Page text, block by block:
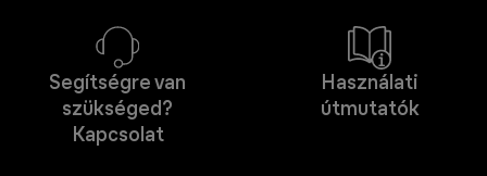
Segítségre van
szükséged?
Kapcsolat
Használati
útmutatók